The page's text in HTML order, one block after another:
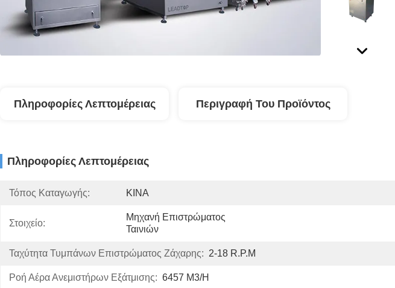
Πληροφορίες Λεπτομέρειας Περιγραφή Του Προϊόντος
Πληροφορίες Λεπτομέρειας
Τόπος Καταγωγής: ΚΙΝΑ
Στοιχείο:
Μηχανή Επιστρώματος
Ταινιών
Ταχύτητα Τυμπάνων Επιστρώματος Ζάχαρης: 2-18 R.p.m
Ροή Αέρα Ανεμιστήρων Εξάτμισης: 6457 M3/h